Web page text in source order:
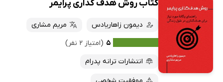
کتاب روش هدف گذاری پرایمر
دیمون زاهاریادس
مریم مشاری
۵ (امتیاز ۲ نفر)
انتشارات ترانه پدرام